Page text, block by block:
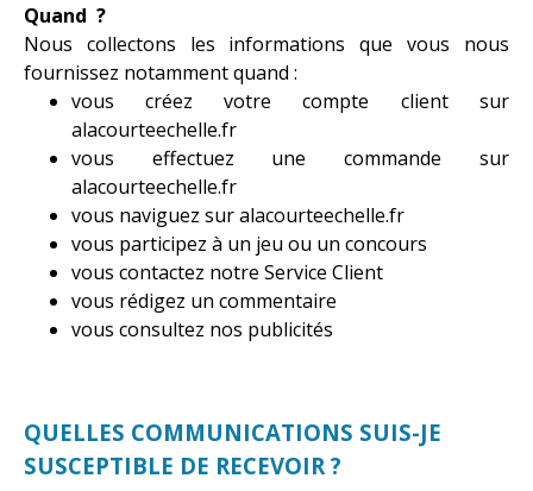
Quand ?
Nous collectons les informations que vous nous
fournissez notamment quand :
vous créez votre compte client sur
alacourteechelle.fr
vous effectuez une commande sur
alacourteechelle.fr
vous naviguez sur alacourteechelle.fr
vous participez à un jeu ou un concours
vous contactez notre Service Client
vous rédigez un commentaire
vous consultez nos publicités
QUELLES COMMUNICATIONS SUIS-JE
SUSCEPTIBLE DE RECEVOIR ?